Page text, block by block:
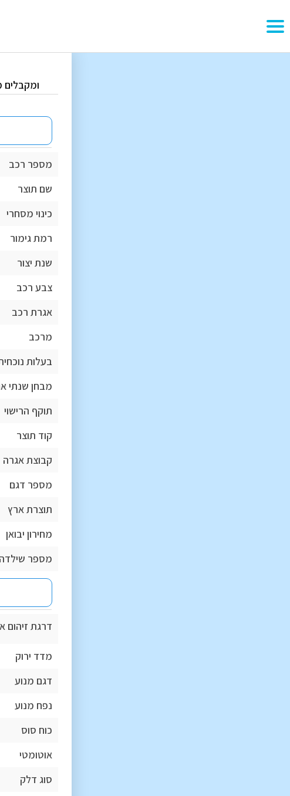
ומקבלים
מספר רכב
שם תוצר
כינוי מסחרי
רמת גימור
שנת יצור
צבע רכב
אגרת רכב
מרכב
בעלות
מבחן שנתי
תוקף הרישוי
קוד תוצר
קבוצת אגרה
מספר דגם
תוצרת ארץ
מחירון יבואן
מספר שילדה
דרגת זיהום
מדד ירוק
דגם מנוע
נפח מנוע
כוח סוס
אוטומטי
סוג דלק